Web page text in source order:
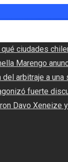
ciudades
Marengo
arbitraje a
fuerte
Davo Xeneize